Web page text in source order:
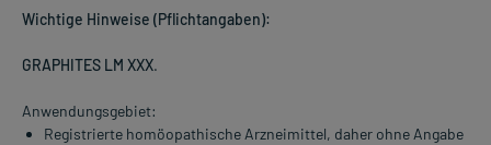
Wichtige Hinweise (Pflichtangaben):
GRAPHITES LM XXX.
Anwendungsgebiet:
Registrierte homöopathische Arzneimittel, daher ohne Angabe